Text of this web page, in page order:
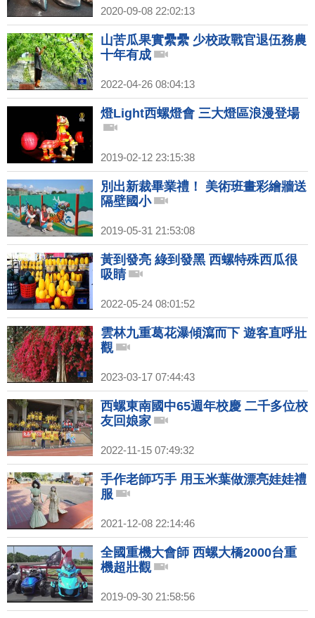
2020-09-08 22:02:13
山苦瓜果實纍纍 少校政戰官退伍務農
十年有成
2022-04-26 08:04:13
燈Light西螺燈會 三大燈區浪漫登場
2019-02-12 23:15:38
別出新裁畢業禮！ 美術班畫彩繪牆送
隔壁國小
2019-05-31 21:53:08
黃到發亮 綠到發黑 西螺特殊西瓜很
吸睛
2022-05-24 08:01:52
雲林九重葛花瀑傾瀉而下 遊客直呼壯
觀
2023-03-17 07:44:43
西螺東南國中65週年校慶 二千多位校
友回娘家
2022-11-15 07:49:32
手作老師巧手 用玉米葉做漂亮娃娃禮
服
2021-12-08 22:14:46
全國重機大會師 西螺大橋2000台重
機超壯觀
2019-09-30 21:58:56